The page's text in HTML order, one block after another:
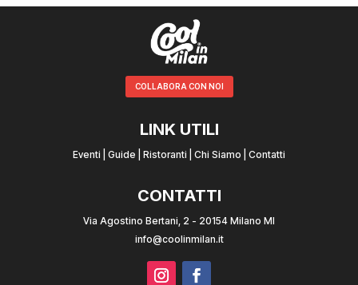
COLLABORA CON NOI
LINK UTILI
Eventi Guide Ristoranti Chi Siamo Contatti
CONTATTI
Via Agostino Bertani, 2 - 20154 Milano MI
info@coolinmilan.it